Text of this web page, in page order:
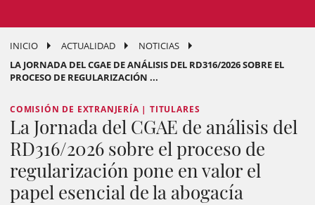
INICIO ACTUALIDAD
NOTICIAS
LA JORNADA DEL CGAE DE ANÁLISIS DEL RD316/2026 SOBRE EL
PROCESO DE REGULARIZACIÓN ...
COMISIÓN DE EXTRANJERÍA | TITULARES
La Jornada del CGAE de análisis del
RD316/2026 sobre el proceso de
regularización pone en valor el
papel esencial de la abogacía